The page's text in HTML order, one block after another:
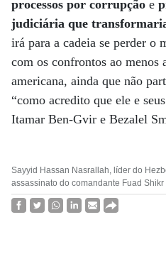
processos por corrupção e
judiciária que
irá para a cadeia se perder o
com os confrontos ao menos
americana, ainda que não
“como acredito que ele e
Itamar Ben-Gvir e Bezalel
Sayyid Hassan Nasrallah, líder do
assassinato do comandante Fuad